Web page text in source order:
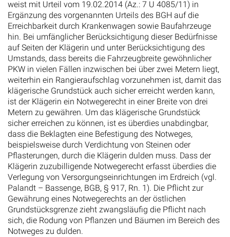
weist mit Urteil vom 19.02.2014 (Az.: 7 U 4085/11) in
Ergänzung des vorgenannten Urteils des BGH auf die
Erreichbarkeit durch Krankenwagen sowie Baufahrzeuge
hin. Bei umfänglicher Berücksichtigung dieser Bedürfnisse
auf Seiten der Klägerin und unter Berücksichtigung des
Umstands, dass bereits die Fahrzeugbreite gewöhnlicher
PKW in vielen Fällen inzwischen bei über zwei Metern liegt,
weiterhin ein Rangieraufschlag vorzunehmen ist, damit das
klägerische Grundstück auch sicher erreicht werden kann,
ist der Klägerin ein Notwegerecht in einer Breite von drei
Metern zu gewähren. Um das klägerische Grundstück
sicher erreichen zu können, ist es überdies unabdingbar,
dass die Beklagten eine Befestigung des Notweges,
beispielsweise durch Verdichtung von Steinen oder
Pflasterungen, durch die Klägerin dulden muss. Dass der
Klägerin zuzubilligende Notwegerecht erfasst überdies die
Verlegung von Versorgungseinrichtungen im Erdreich (vgl.
Palandt – Bassenge, BGB, § 917, Rn. 1). Die Pflicht zur
Gewährung eines Notwegerechts an der östlichen
Grundstücksgrenze zieht zwangsläufig die Pflicht nach
sich, die Rodung von Pflanzen und Bäumen im Bereich des
Notweges zu dulden.